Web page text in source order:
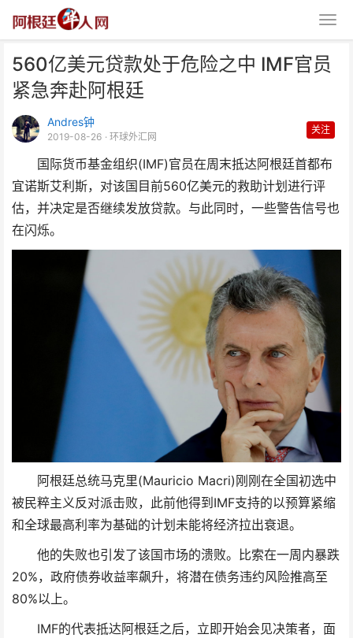
560亿美元贷款处于危险之中 IMF官员
紧急奔赴阿根廷
Andres钟
2019-08-26 · 环球外汇网
关注
国际货币基金组织(IMF)官员在周末抵达阿根廷首都布
宜诺斯艾利斯，对该国目前560亿美元的救助计划进行评
估，并决定是否继续发放贷款。与此同时，一些警告信号也
在闪烁。
阿根廷总统马克里(Mauricio Macri)刚刚在全国初选中
被民粹主义反对派击败，此前他得到IMF支持的以预算紧缩
和全球最高利率为基础的计划未能将经济拉出衰退。
他的失败也引发了该国市场的溃败。比索在一周内暴跌
20%，政府债券收益率飙升，将潜在债务违约风险推高至
80%以上。
IMF的代表抵达阿根廷之后，立即开始会见决策者，面
560亿美元贷款处于危险之中
IMF官员紧急奔赴阿根